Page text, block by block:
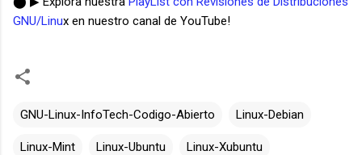
GNU/Linux en nuestro canal de YouTube!
GNU-Linux-InfoTech-Codigo-Abierto Linux-Debian
Linux-Mint Linux-Ubuntu Linux-Xubuntu